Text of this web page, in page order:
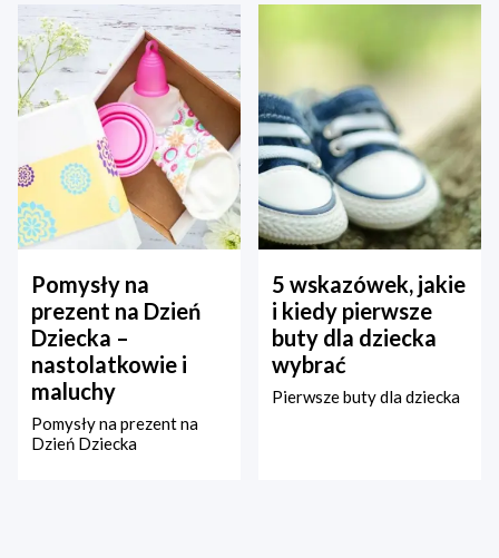
Pomysły na
prezent na Dzień
Dziecka –
nastolatkowie i
maluchy
Pomysły na prezent na
Dzień Dziecka
5 wskazówek, jakie
i kiedy pierwsze
buty dla dziecka
wybrać
Pierwsze buty dla dziecka